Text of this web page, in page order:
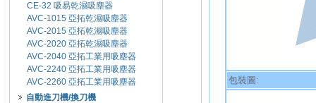
CE-32 吸易乾濕吸塵器
AVC-1015 亞拓乾濕吸塵器
AVC-2015 亞拓乾濕吸塵器
AVC-2020 亞拓乾濕吸塵器
AVC-2040 亞拓工業用吸塵器
AVC-2240 亞拓工業用吸塵器
AVC-2260 亞拓工業用吸塵器
自動進刀機/換刀機
包裝圖: